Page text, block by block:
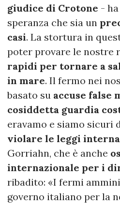
giudice di Crotone -
speranza che sia un
casi. La stortura in
poter provare le nostre
rapidi per tornare a
in mare. Il fermo nei
basato su accuse false
cosiddetta guardia
eravamo e siamo sicuri
violare le leggi
Gorriahn, che è anche
internazionale per i
ribadito: «I fermi
governo italiano per la